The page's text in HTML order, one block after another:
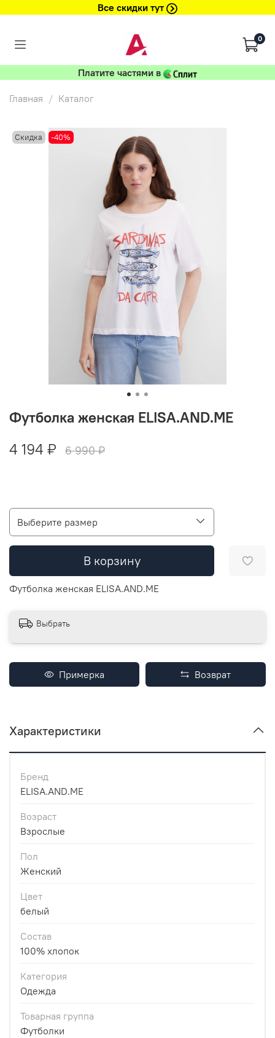
Все скидки тут
0
Платите частями в
Главная Каталог
Скидка -40%
Футболка женская ELISA.AND.ME
4 194 ₽
6 990 ₽
Выберите размер
В корзину
Футболка женская ELISA.AND.ME
Выбрать
Примерка Возврат
Характеристики
Бренд
ELISA.AND.ME
Возраст
Взрослые
Пол
Женский
Цвет
белый
Состав
100% хлопок
Категория
Одежда
Товарная группа
Футболки